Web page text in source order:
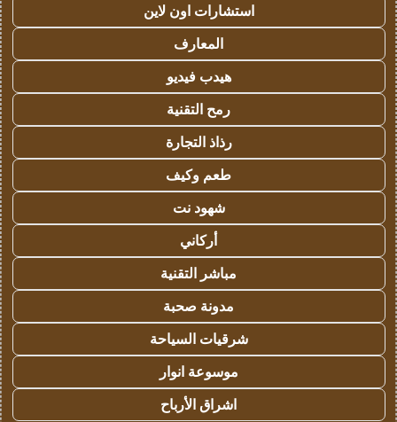
استشارات اون لاين
المعارف
هيدب فيديو
رمح التقنية
رذاذ التجارة
طعم وكيف
شهود نت
أركاني
مباشر التقنية
مدونة صحبة
شرقيات السياحة
موسوعة انوار
اشراق الأرباح